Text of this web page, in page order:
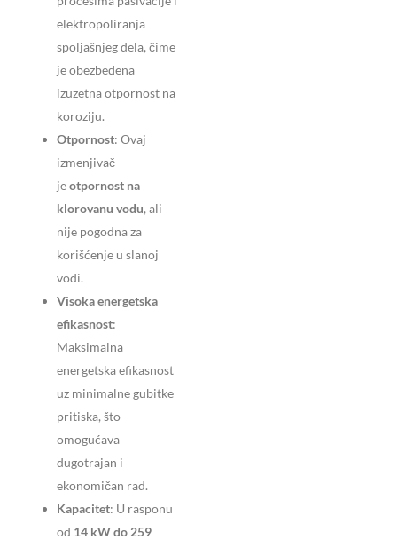
elektropoliranja
spoljašnjeg dela, čime
je obezbeđena
izuzetna otpornost na
koroziju.
Otpornost: Ovaj
izmenjivač
jeotpornost na
klorovanu vodu, ali
nije pogodna za
korišćenje u slanoj
vodi.
Visoka energetska
efikasnost:
Maksimalna
energetska efikasnost
uz minimalne gubitke
pritiska, što
omogućava
dugotrajan i
ekonomičan rad.
Kapacitet: U rasponu
od 14 kW do 259